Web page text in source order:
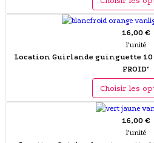
16,00 €
l'unité
Location Guirlande guinguette 10
FROID"
Choisir les
16,00 €
l'unité